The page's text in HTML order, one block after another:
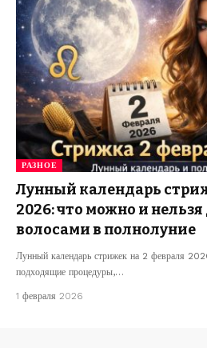
РАЗНОЕ
Лунный календарь
2026: что можно и нельзя
волосами в полнолуние
Лунный календарь стрижек на 2 февраля
подходящие процедуры,…
1 февраля 2026